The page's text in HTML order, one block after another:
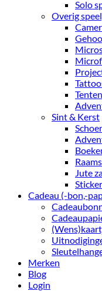
Solo
Overig
Sint & Kerst
Jute
Cadeau (-bon,-
Merken
Blog
Login